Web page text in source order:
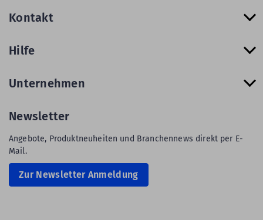
Kontakt
Hilfe
Unternehmen
Newsletter
Angebote, Produktneuheiten und Branchennews direkt per E-
Mail.
Zur Newsletter Anmeldung